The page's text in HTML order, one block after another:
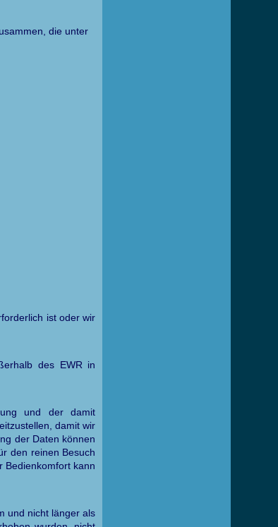
die unter
ist oder wir
des EWR in
und der damit
damit wir
der Daten können
den reinen Besuch
Bedienkomfort kann
und nicht länger als